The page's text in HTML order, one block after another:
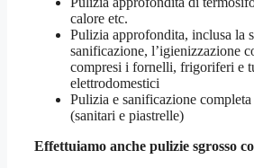
calore etc.
Pulizia approfondita, inclusa la
sanificazione, l’igienizzazione
compresi i fornelli, frigoriferi e
elettrodomestici
Pulizia e sanificazione
(sanitari e piastrelle)
Effettuiamo anche pulizie sgrosso